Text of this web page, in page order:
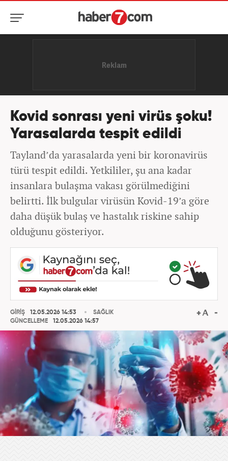
Kovid sonrası yeni virüs şoku!
Yarasalarda tespit edildi
Tayland’da yarasalarda yeni bir koronavirüs
türü tespit edildi. Yetkililer, şu ana kadar
insanlara bulaşma vakası görülmediğini
belirtti. İlk bulgular virüsün Kovid-19’a göre
daha düşük bulaş ve hastalık riskine sahip
olduğunu gösteriyor.
GİRİŞ
12.05.2026 14:53
GÜNCELLEME
12.05.2026 14:57
SAĞLIK